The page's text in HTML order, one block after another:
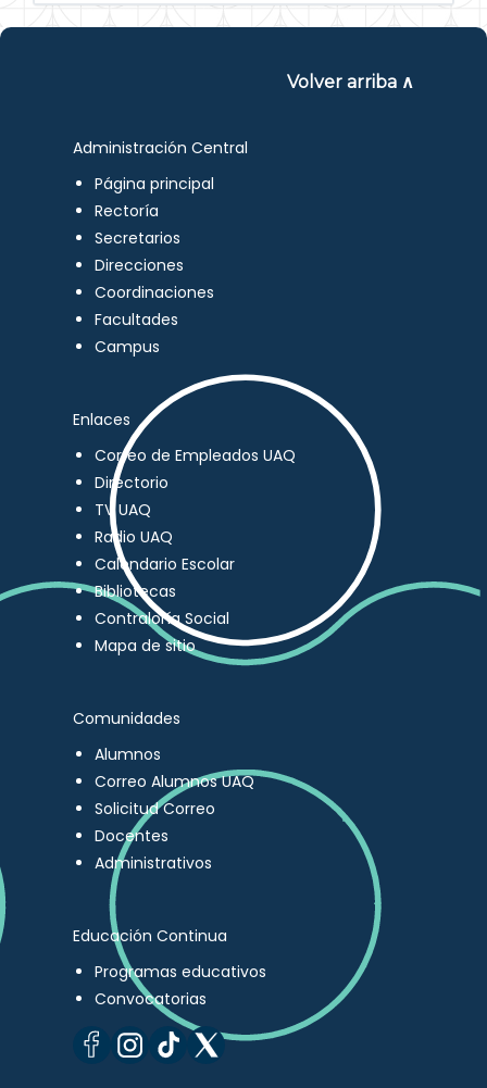
Volver arriba ∧
Administración Central
Página principal
Rectoría
Secretarios
Direcciones
Coordinaciones
Facultades
Campus
Enlaces
Correo de Empleados UAQ
Directorio
TV UAQ
Radio UAQ
Calendario Escolar
Bibliotecas
Contraloría Social
Mapa de sitio
Comunidades
Alumnos
Correo Alumnos UAQ
Solicitud Correo
Docentes
Administrativos
Educación Continua
Programas educativos
Convocatorias